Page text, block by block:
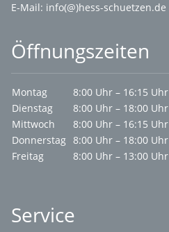
E-Mail: info(@)hess-schuetzen.de
Öffnungszeiten
Montag
8:00 Uhr – 16:15 Uhr
Dienstag
8:00 Uhr – 18:00 Uhr
Mittwoch
8:00 Uhr – 16:15 Uhr
Donnerstag 8:00 Uhr – 18:00 Uhr
Freitag
8:00 Uhr – 13:00 Uhr
Service